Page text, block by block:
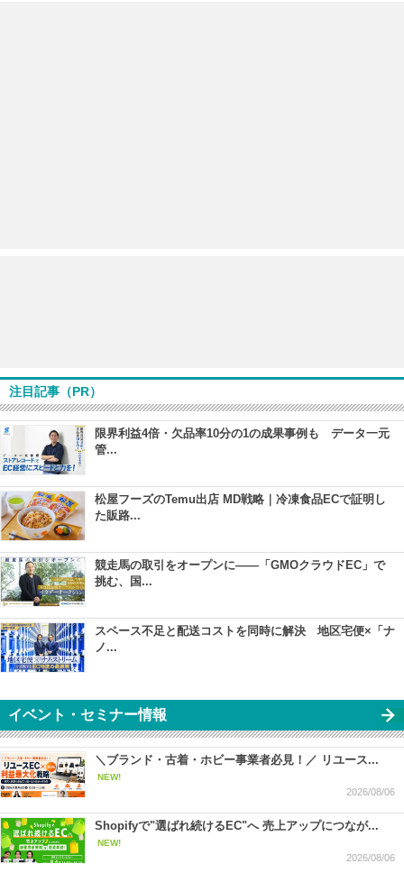
注目記事（PR）
限界利益4倍・欠品率10分の1の成果事例も データ一元
管...
松屋フーズのTemu出店 MD戦略｜冷凍食品ECで証明し
た販路...
競走馬の取引をオープンに――「GMOクラウドEC」で
挑む、国...
スペース不足と配送コストを同時に解決 地区宅便×「ナ
ノ...
イベント・セミナー情報
＼ブランド・古着・ホビー事業者必見！／ リユース...
NEW!
2026/08/06
Shopifyで"選ばれ続けるEC"へ 売上アップにつなが...
NEW!
2026/08/06